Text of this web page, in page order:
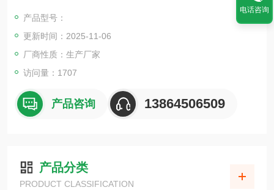
产品型号：
更新时间：2025-11-06
厂商性质：生产厂家
访问量：1707
产品咨询 13864506509
产品分类
PRODUCT CLASSIFICATION
电话咨询